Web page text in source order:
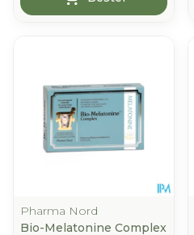
Pharma Nord
Bio-Melatonine Complex